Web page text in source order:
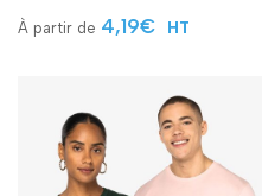
4,19€ HT